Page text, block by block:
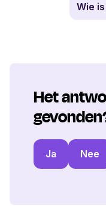
Wie
Het
Ja Nee